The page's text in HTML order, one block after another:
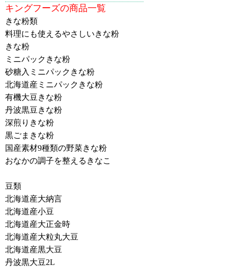
キングフーズの商品一覧
きな粉類
料理にも使えるやさしいきな粉
きな粉
ミニパックきな粉
砂糖入ミニパックきな粉
北海道産ミニパックきな粉
有機大豆きな粉
丹波黒豆きな粉
深煎りきな粉
黒ごまきな粉
国産素材9種類の野菜きな粉
おなかの調子を整えるきなこ
豆類
北海道産大納言
北海道産小豆
北海道産大正金時
北海道産大粒丸大豆
北海道産黒大豆
丹波黒大豆2L